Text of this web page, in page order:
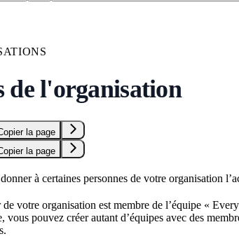
de l'organisation
la page
la page
à certaines personnes de votre organisation
votre organisation est membre de l’équipe «
vous pouvez créer autant d’équipes avec des